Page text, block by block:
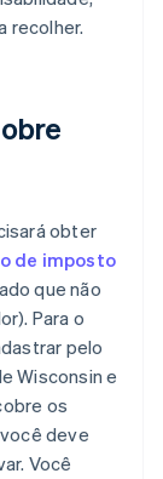
recolher.
obter
de imposto
que não
Para o
pelo
Wisconsin e
os
deve
Você